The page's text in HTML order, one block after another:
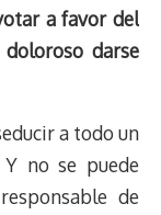
a favor del
darse
a todo un
no se puede
de